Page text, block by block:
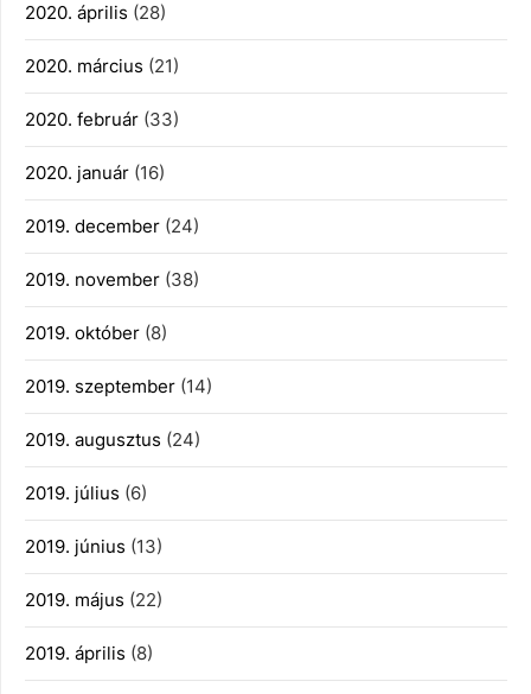
2020. április (28)
2020. március (21)
2020. február (33)
2020. január (16)
2019. december (24)
2019. november (38)
2019. október (8)
2019. szeptember (14)
2019. augusztus (24)
2019. július (6)
2019. június (13)
2019. május (22)
2019. április (8)